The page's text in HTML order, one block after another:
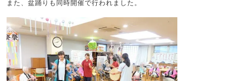
また、盆踊りも同時開催で行われました。